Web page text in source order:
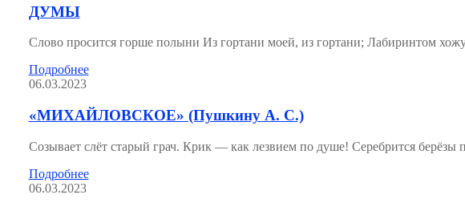
ДУМЫ
Слово просится горше полыни Из гортани моей, из гортани; Лабиринтом
Подробнее
06.03.2023
«МИХАЙЛОВСКОЕ» (Пушкину А. С.)
Созывает слёт старый грач. Крик — как лезвием по душе! Серебрится
Подробнее
06.03.2023